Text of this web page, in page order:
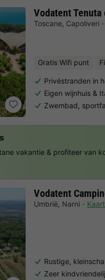
Vodatent
Toscane, Capoliveri
Gratis Wifi punt
Privéstranden in
Eigen wijnhuis &
Zwembad,
Vodatent
Umbrië, Narni Kaart
Rustige,
Zeer
vakantie & profiteer van